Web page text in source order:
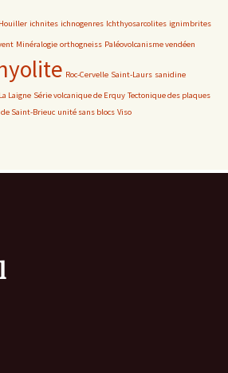
Houiller ichnites ichnogenres Ichthyosarcolites ignimbrites
Minéralogie orthogneiss Paléovolcanisme vendéen
Roc-Cervelle Saint-Laurs sanidine
Laigne Série volcanique de Erquy Tectonique des plaques
Saint-Brieuc unité sans blocs Viso